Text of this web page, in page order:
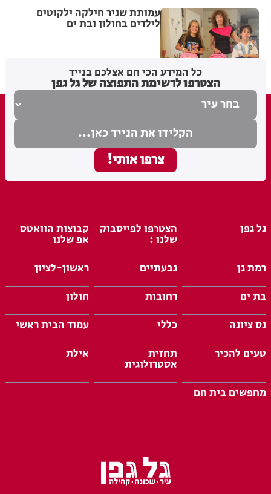
עמותת שניר חילקה ילקוטים
לילדים בחולון ובת ים
כל המידע הכי חם אצלכם בנייד
הצטרפו לרשימת התפוצה של גל גפן
גל גפן הצטרפו לפייסבוק
שלנו :
קבוצות הוואטס
אפ שלנו
רמת גן
גבעתיים
ראשון-לציון
בת ים
רחובות
חולון
נס ציונה
כללי
עמוד הבית ראשי
טעים להכיר
תחזית
אסטרולוגית
אילת
מחפשים בית חם